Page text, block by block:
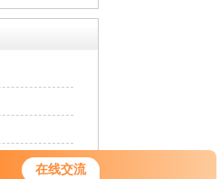
在线交流